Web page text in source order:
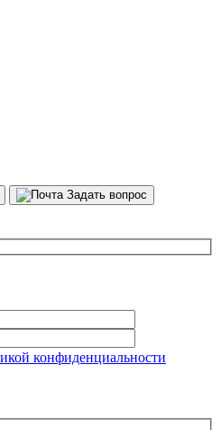
Задать вопрос
конфиденциальности